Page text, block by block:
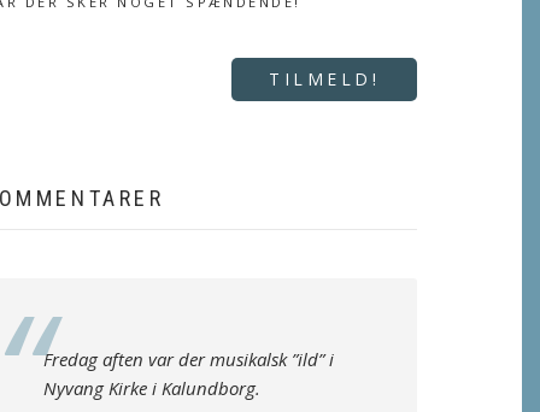
TILMELD!
Fredag aften var der musikalsk ”ild” i
Nyvang Kirke i Kalundborg.